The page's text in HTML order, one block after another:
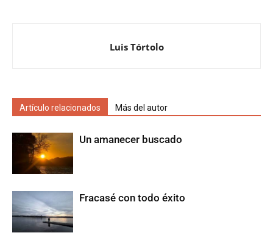
Luis Tórtolo
Artículo relacionados Más del autor
Un amanecer buscado
Fracasé con todo éxito